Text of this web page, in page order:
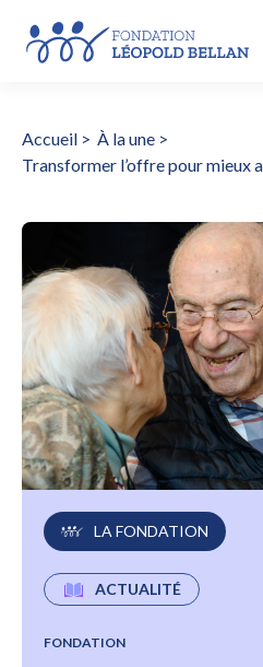
Accueil > À la une >
Transformer l’offre pour mieux
Transformer l’offre pour
LA FONDATION
ACTUALITÉ
FONDATION